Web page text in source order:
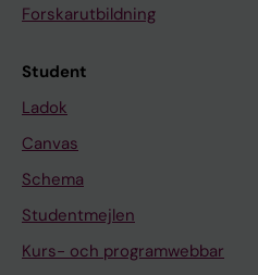
Forskarutbildning
Student
Ladok
Canvas
Schema
Studentmejlen
Kurs- och programwebbar